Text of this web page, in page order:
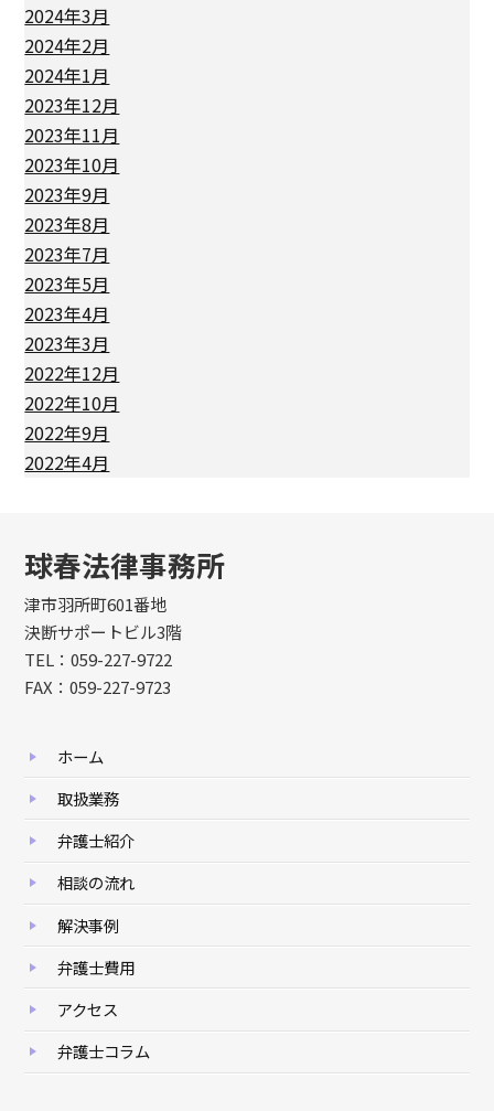
2024年3月
2024年2月
2024年1月
2023年12月
2023年11月
2023年10月
2023年9月
2023年8月
2023年7月
2023年5月
2023年4月
2023年3月
2022年12月
2022年10月
2022年9月
2022年4月
球春法律事務所
津市羽所町601番地
決断サポートビル3階
TEL：059-227-9722
FAX：059-227-9723
ホーム
取扱業務
弁護士紹介
相談の流れ
解決事例
弁護士費用
アクセス
弁護士コラム